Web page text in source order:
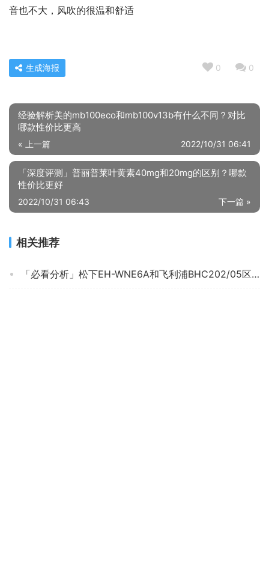
音也不大，风吹的很温和舒适
0 0
生成海报
经验解析美的mb100eco和mb100v13b有什么不同？对比
哪款性价比更高
« 上一篇 2022/10/31 06:41
「深度评测」普丽普莱叶黄素40mg和20mg的区别？哪款
性价比更好
下一篇 »
2022/10/31 06:43
相关推荐
「必看分析」松下EH-WNE6A和飞利浦BHC202/05区别有什么不同？哪个更合适